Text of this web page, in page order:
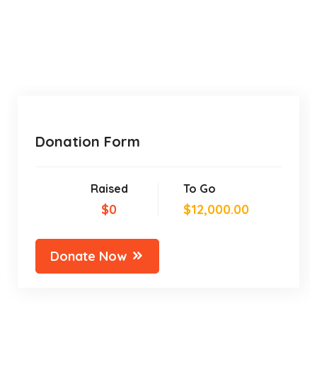
Donation Form
Raised
$0
To Go
$12,000.00
Donate Now